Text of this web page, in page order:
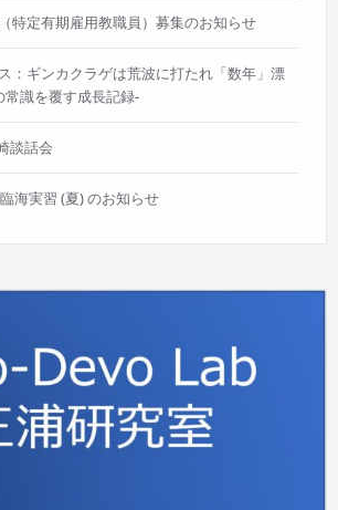
特定有期雇用教職員）募集のお知らせ
：ギンカクラゲは荒波に打たれ「数年」漂
常識を覆す成長記録-
談話会
海実習 (夏) のお知らせ